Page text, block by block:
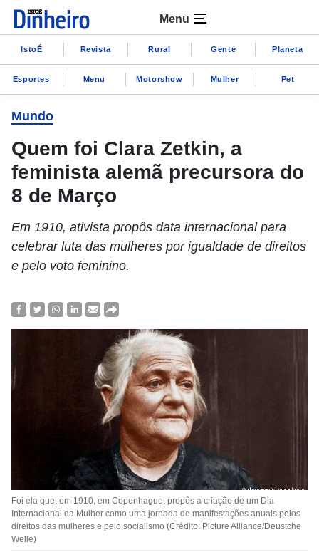
Menu
IstoÉ Revista Rural Gente Planeta
Esportes Menu Motorshow Mulher Pet
Mundo
Quem foi Clara Zetkin, a
feminista alemã precursora do
8 de Março
Em 1910, ativista propôs data internacional para
celebrar luta das mulheres por igualdade de direitos
e pelo voto feminino.
Foi ela que, em 1910, em Copenhague, propôs a criação de um Dia
Internacional da Mulher como uma jornada de manifestações anuais pelos
direitos das mulheres e pelo socialismo (Crédito: Picture Alliance/Deustche
Welle)